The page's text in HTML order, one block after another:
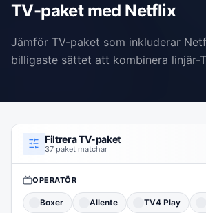
TV-paket med Netflix
Jämför TV-paket som inkluderar
billigaste sättet att kombinera linjär-
Filtrera TV-paket
37 paket matchar
OPERATÖR
Boxer Allente TV4 Play